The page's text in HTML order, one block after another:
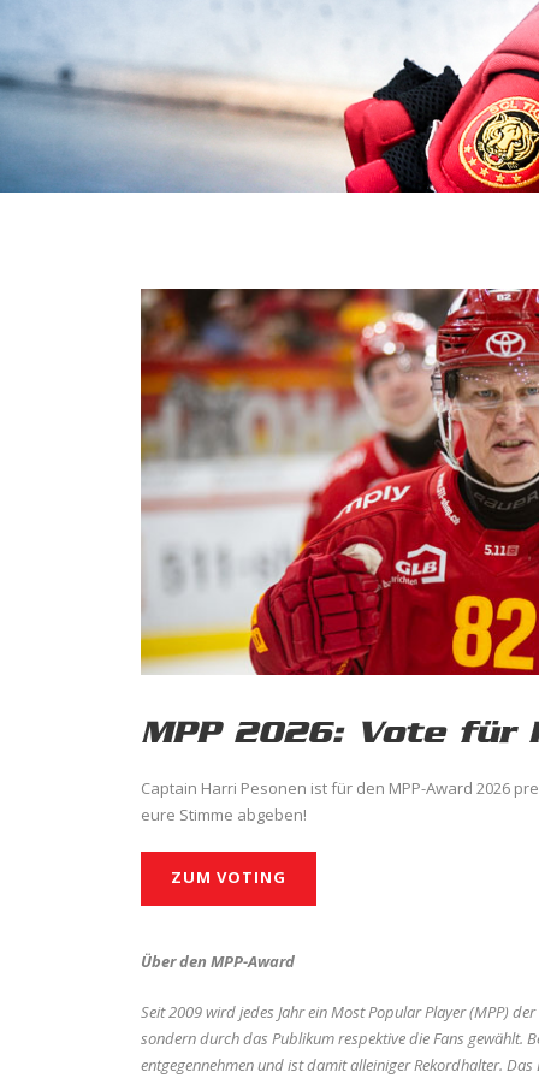
MPP 2026: Vote für
Captain Harri Pesonen ist für den MPP-Award 2026
eure Stimme abgeben!
ZUM VOTING
Über den MPP-Award
Seit 2009 wird jedes Jahr ein Most Popular Player (MPP)
sondern durch das Publikum respektive die Fans gewählt.
entgegennehmen und ist damit alleiniger Rekordhalter.